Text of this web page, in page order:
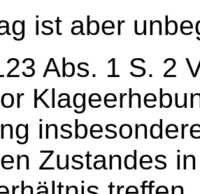
ist aber
Abs. 1 S. 2
Zustandes